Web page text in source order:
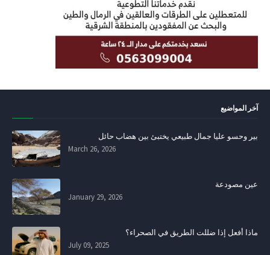
آخر المواضيع
بير وحسو عليا جمال طبيعي يختبئ بين هضاب حائل
March 26, 2026
عين مصودعة
January 29, 2026
ماذا أفعل إذا ضللت الطريق في الصحراء؟
July 09, 2025